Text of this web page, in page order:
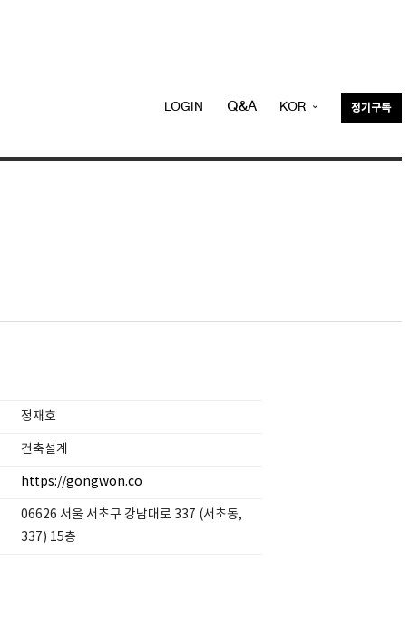
LOGIN Q&A KOR 정기구독
정재호
건축설계
https://gongwon.co
06626 서울 서초구 강남대로 337 (서초동,
337) 15층